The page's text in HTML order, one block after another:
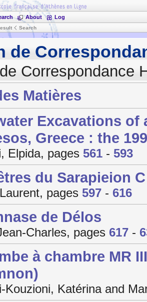
About Log
Search
de
Correspondance
Matières
Excavations of
Greece : the
Elpida, pages 561 - 593
du Sarapieion
pages 597 - 616
de Délos
Charles, pages 617 -
à chambre MR
Kouzioni, Katérina and